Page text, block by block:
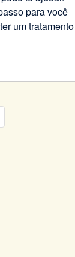
para você
um tratamento